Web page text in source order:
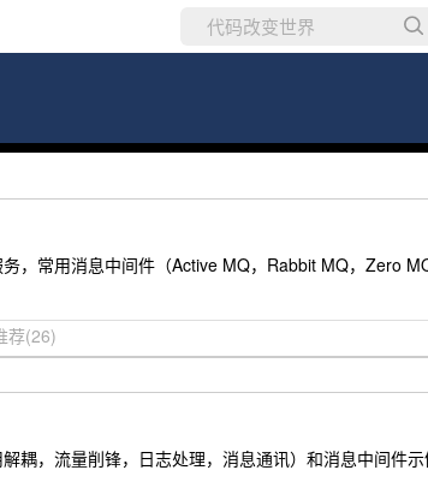
，常用消息中间件（Active MQ，Rabbit MQ，Zero
荐(26)
耦，流量削锋，日志处理，消息通讯）和消息中间件